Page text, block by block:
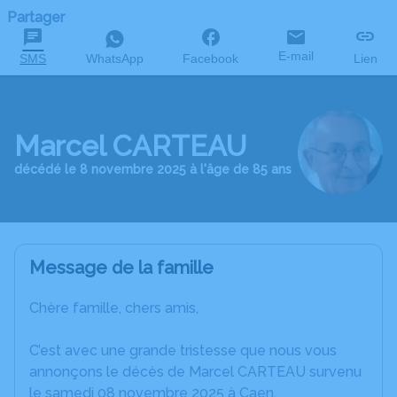
Partager
SMS WhatsApp Facebook E-mail Lien
Marcel CARTEAU
décédé le 8 novembre 2025 à l'âge de 85 ans
Message de la famille
Chère famille, chers amis,
C’est avec une grande tristesse que nous vous
annonçons le décès de Marcel CARTEAU survenu
le samedi 08 novembre 2025 à Caen.